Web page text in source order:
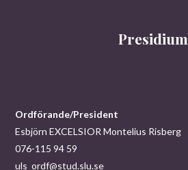
Presidium
Ordförande/President
Esbjörn EXCELSIOR Montelius Risberg
076-115 94 59
uls_ordf@stud.slu.se